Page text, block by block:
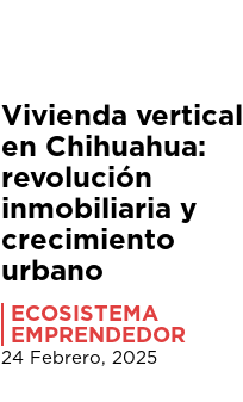
Vivienda vertical
en Chihuahua:
revolución
inmobiliaria y
crecimiento
urbano
ECOSISTEMA
EMPRENDEDOR
24 Febrero, 2025